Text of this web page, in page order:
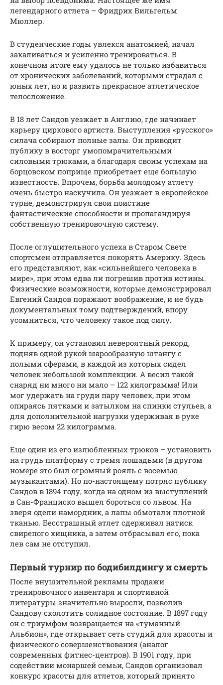
легендарного атлета – Фридрих Вильгельм
Мюллер.
В студенческие годы увлекся анатомией, начал
закаливаться и усиленно тренироваться. В
конечном итоге ему удалось не только избавиться
от хронических заболеваний, которыми страдал с
юных лет, но и развить прекрасное атлетическое
телосложение.
В 18 лет Сандов уезжает в Англию, где начинает
карьеру циркового артиста. Выступления «русского»
силача собирают полные залы. Он приводит
публику в восторг умопомрачительными
силовыми трюками, а благодаря своим успехам на
борцовском поприще приобретает еще большую
известность. Впрочем, борьба молодому атлету
очень быстро наскучила. Он уезжает в европейское
турне, демонстрируя свои поистине
фантастические способности и пропагандируя
собственную тренировочную систему.
После оглушительного успеха в Старом Свете
спортсмен отправляется покорять Америку. Здесь
его представляют, как «сильнейшего человека в
мире», при этом едва ли погрешив против истины.
Физические возможности, которые демонстрировал
Евгений Сандов поражают воображение, и не будь
документальных тому подтверждений, впору
усомниться, что человеку такое под силу.
К примеру, он установил невероятный рекорд,
подняв одной рукой шарообразную штангу с
полыми сферами, в каждой из которых сидел
человек небольшой комплекции. А весил такой
снаряд ни много ни мало – 122 килограмма! Или
мог удержать на груди пару человек, при этом
опираясь пятками и затылком на спинки стульев, а
для дополнительной нагрузки удерживая в руке
гирю весом 22 килограмма.
Еще один из его излюбленных трюков – установить
на грудь платформу с тремя лошадьми (в другом
номере это был огромный рояль с восемью
музыкантами). Но по-настоящему потряс публику
Сандов в 1894 году, когда на одном из выступлений
в Сан-Франциско вышел бороться со львом. На
зверя одели намордник, а лапы обмотали плотной
тканью. Бесстрашный атлет сдерживал натиск
свирепого хищника, а затем отбрасывал его, пока
лев сам не отступил.
Первый турнир по бодибилдингу и смерть
После внушительной рекламы продажи
тренировочного инвентаря и спортивной
литературы значительно выросли, позволив
Сандову сколотить солидное состояние. В 1897 году
он с триумфом возвращается на «туманный
Альбион», где открывает сеть студий для красоты и
физического совершенствования (аналог
современных фитнес-центров). В 1901 году, при
содействии монаршей семьи, Сандов организовал
конкурс красоты для атлетов, который принято